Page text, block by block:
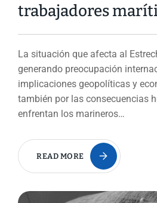
trabajadores
La situación que afecta al
generando preocupación
implicaciones geopolíticas y
también por las consecuencias
enfrentan los marineros…
READ MORE